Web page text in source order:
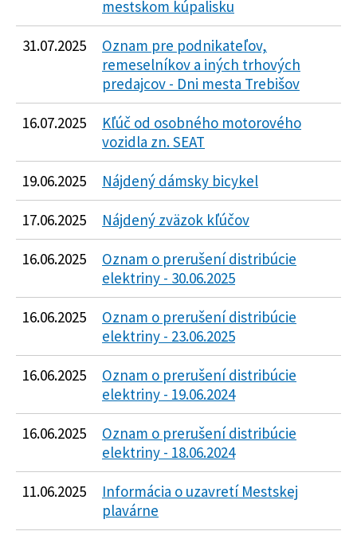
mestskom kúpalisku
31.07.2025
Oznam pre podnikateľov,
remeselníkov a iných trhových
predajcov - Dni mesta Trebišov
16.07.2025
Kľúč od osobného motorového
vozidla zn. SEAT
19.06.2025 Nájdený dámsky bicykel
17.06.2025 Nájdený zväzok kľúčov
16.06.2025
Oznam o prerušení distribúcie
elektriny - 30.06.2025
16.06.2025
Oznam o prerušení distribúcie
elektriny - 23.06.2025
16.06.2025
Oznam o prerušení distribúcie
elektriny - 19.06.2024
16.06.2025
Oznam o prerušení distribúcie
elektriny - 18.06.2024
11.06.2025
Informácia o uzavretí Mestskej
plavárne